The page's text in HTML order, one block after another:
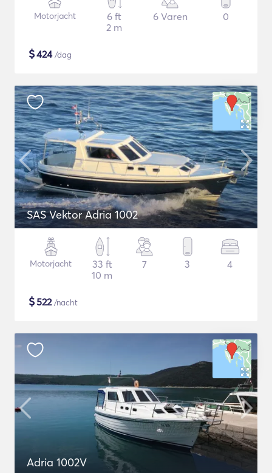
Motorjacht
6 ft
2 m
6 Varen 0
$424/dag
SAS Vektor Adria 1002
Motorjacht
33 ft
10 m
7 3 4
$522/nacht
Adria 1002V